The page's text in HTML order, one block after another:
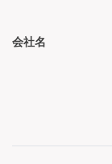
会社名